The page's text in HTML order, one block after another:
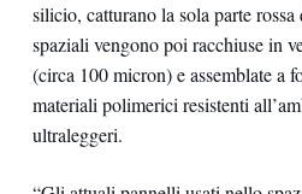
silicio, catturano la sola parte
spaziali vengono poi racchiuse in
(circa 100 micron) e assemblate a
materiali polimerici resistenti
ultraleggeri.